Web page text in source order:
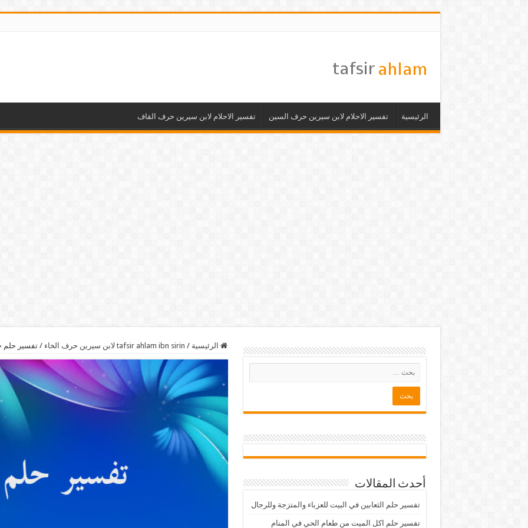
الرئيسية تفسير الاحلام لابن سيرين حرف السين تفسير الاحلام لابن سيرين حرف القاف
الرئيسية / tafsir ahlam ibn sirin لابن سيرين حرف الخاء / تفسير حلم
أحدث المقالات
تفسير حلم الثعابين في البيت للعزباء والمتزجة وللرجال
تفسير حلم اكل الميت من طعام الحي في المنام